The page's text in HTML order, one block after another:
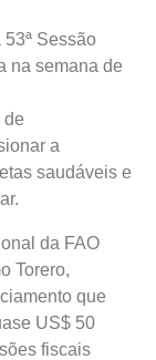
Sessão
na semana de
de
a
saudáveis e
da FAO
Torero,
que
US$ 50
fiscais